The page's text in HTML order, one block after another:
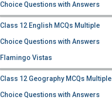
Choice Questions with Answers
Class 12 English MCQs Multiple
Choice Questions with Answers
Flamingo Vistas
Class 12 Geography MCQs Multiple
Choice Questions with Answers